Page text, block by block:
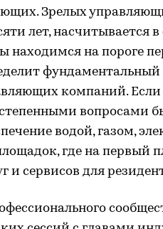
Зрелых
лет, насчитывается в
находимся на пороге
фундаментальный
компаний.
вопросами
водой, газом,
где на первый
и сервисов для